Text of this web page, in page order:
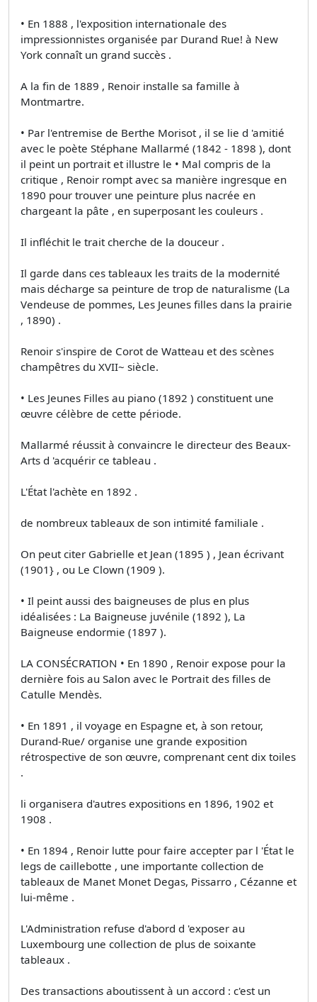
• En 1888 , l'exposition internationale des
impressionnistes organisée par Durand­ Rue! à New
York connaît un grand succès .
A la fin de 1889 , Renoir installe sa famille à
Montmartre.
• Par l'entremise de Berthe Morisot , il se lie d 'amitié
avec le poète Stéphane Mallarmé (1842 - 1898 ), dont
il peint un portrait et illustre le • Mal compris de la
critique , Renoir rompt avec sa manière ingresque en
1890 pour trouver une peinture plus nacrée en
chargeant la pâte , en superposant les couleurs .
Il infléchit le trait cherche de la douceur .
Il garde dans ces tableaux les traits de la modernité
mais décharge sa peinture de trop de naturalisme (La
Vendeuse de pommes, Les Jeunes filles dans la prairie
, 1890) .
Renoir s'inspire de Corot de Watteau et des scènes
champêtres du XVII~ siècle.
• Les Jeunes Filles au piano (1892 ) constituent une
œuvre célèbre de cette période.
Mallarmé réussit à convaincre le directeur des Beaux-
Arts d 'acquérir ce tableau .
L'État l'achète en 1892 .
de nombreux tableaux de son intimité familiale .
On peut citer Gabrielle et Jean (1895 ) , Jean écrivant
(1901} , ou Le Clown (1909 ).
• Il peint aussi des baigneuses de plus en plus
idéalisées : La Baigneuse juvénile (1892 ), La
Baigneuse endormie (1897 ).
LA CONSÉCRATION • En 1890 , Renoir expose pour la
dernière fois au Salon avec le Portrait des filles de
Catulle Mendès.
• En 1891 , il voyage en Espagne et, à son retour,
Durand-Rue/ organise une grande exposition
rétrospective de son œuvre, comprenant cent dix toiles
.
li organisera d'autres expositions en 1896, 1902 et
1908 .
• En 1894 , Renoir lutte pour faire accepter par l 'État le
legs de caillebotte , une importante collection de
tableaux de Manet Monet Degas, Pissarro , Cézanne et
lui-même .
L'Administration refuse d'abord d 'exposer au
Luxembourg une collection de plus de soixante
tableaux .
Des transactions aboutissent à un accord : c'est un